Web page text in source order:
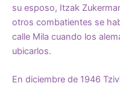
su esposo, Itzak
otros combatientes se
calle Mila cuando los
ubicarlos.
En diciembre de 1946